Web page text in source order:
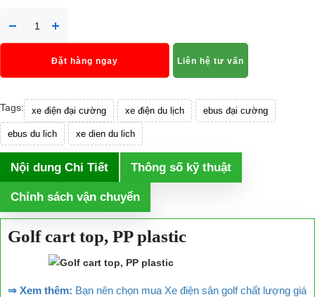
Đặt hàng ngay Liên hệ tư vấn
Tags: xe điện đại cường xe điện du lịch ebus đại cường
ebus du lich xe dien du lich
Nội dung Chi Tiết Thông số kỹ thuật
Chính sách vận chuyển
Golf cart top, PP plastic
⇒ Xem thêm: Bạn nên chọn mua Xe điện sân golf chất lượng giá